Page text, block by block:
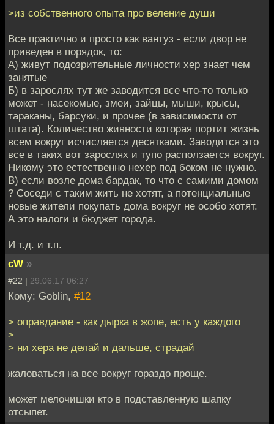
>из собственного опыта про веление души
Все практично и просто как вантуз - если двор не
приведен в порядок, то:
А) живут подозрительные личности хер знает чем
занятые
Б) в зарослях тут же заводится все что-то только
может - насекомые, змеи, зайцы, мыши, крысы,
тараканы, барсуки, и прочее (в зависимости от
штата). Количество живности которая портит жизнь
всем вокруг исчисляется десятками. Заводится это
все в таких вот зарослях и тупо расползается вокруг.
Никому это естественно нехер под боком не нужно.
В) если возле дома бардак, то что с самими домом
? Соседи с таким жить не хотят, а потенциальные
новые жители покупать дома вокруг не особо хотят.
А это налоги и бюджет города.
И т.д. и т.п.
cW »
#22 | 29.06.17 06:27
Кому: Goblin, #12
> оправдание - как дырка в жопе, есть у каждого
>
> ни хера не делай и дальше, страдай
жаловаться на все вокруг гораздо проще.
может мелочишки кто в подставленную шапку
отсыпет.